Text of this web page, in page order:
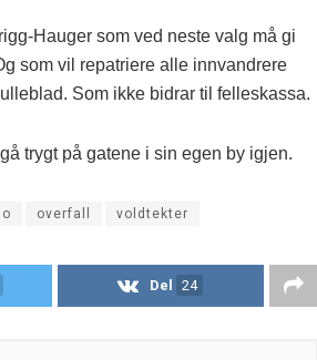
Hauger som ved neste valg må gi
som vil repatriere alle innvandrere
Som ikke bidrar til felleskassa.
trygt på gatene i sin egen by igjen.
overfall voldtekter
Del 24